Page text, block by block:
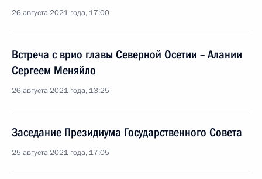
26 августа 2021 года, 17:00
Встреча с врио главы Северной Осетии – Алании
Сергеем Меняйло
26 августа 2021 года, 13:25
Заседание Президиума Государственного Совета
25 августа 2021 года, 17:05